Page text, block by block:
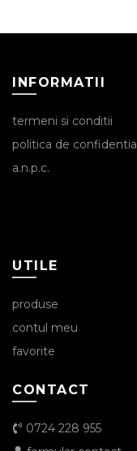
INFORMATII
termeni si conditii
politica de
a.n.p.c.
UTILE
produse
contul meu
favorite
CONTACT
0724 228 955